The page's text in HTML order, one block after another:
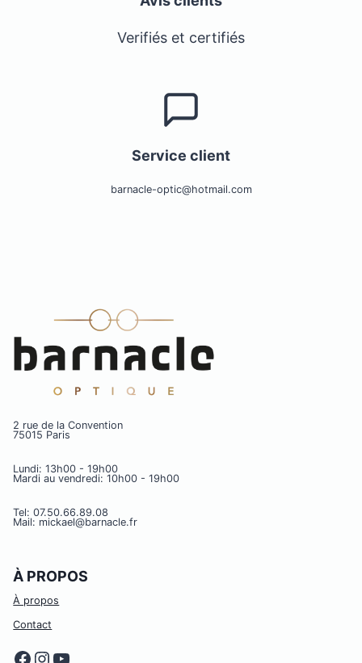
Verifiés et certifiés
Service client
barnacle-optic@hotmail.com
2 rue de la Convention
75015 Paris
Lundi: 13h00 - 19h00
Mardi au vendredi: 10h00 - 19h00
Tel: 07.50.66.89.08
Mail: mickael@barnacle.fr
À PROPOS
À propos
Contact
Facebook
Instagram
YouTube